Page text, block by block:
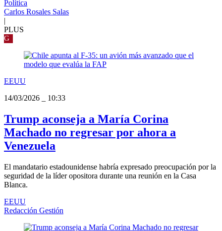
Política
Carlos Rosales Salas
|
PLUS
G
EEUU
14/03/2026
10:33
Trump aconseja a María Corina
Machado no regresar por ahora a
Venezuela
El mandatario estadounidense habría expresado preocupación por la
seguridad de la líder opositora durante una reunión en la Casa
Blanca.
EEUU
Redacción Gestión